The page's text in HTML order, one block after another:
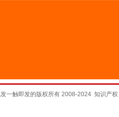
一触即发的版权所有 2008-2024 知识产权